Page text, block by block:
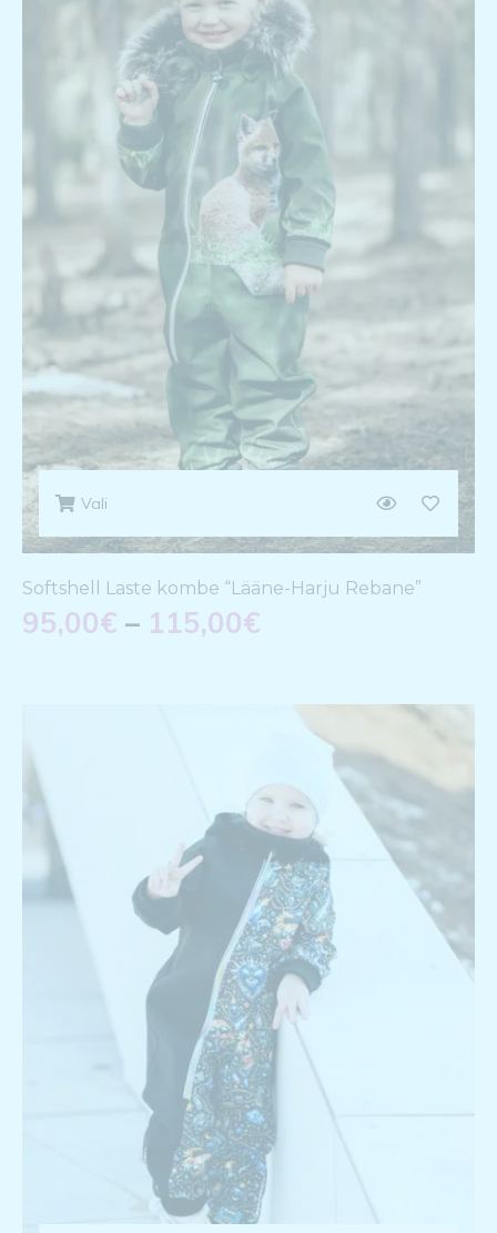
Vali
Softshell Laste kombe “Lääne-Harju Rebane”
95,00€ – 115,00€